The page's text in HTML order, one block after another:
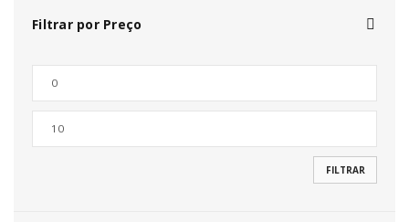
Filtrar por Preço
FILTRAR